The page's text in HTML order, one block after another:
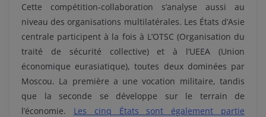
Cette compétition-collaboration s’analyse aussi au
niveau des organisations multilatérales. Les États d’Asie
centrale participent à la fois à L’OTSC (Organisation du
traité de sécurité collective) et à l’UEEA (Union
économique eurasiatique), toutes deux dominées par
Moscou. La première a une vocation militaire, tandis
que la seconde se développe sur le terrain de
l’économie. Les cinq États sont également partie